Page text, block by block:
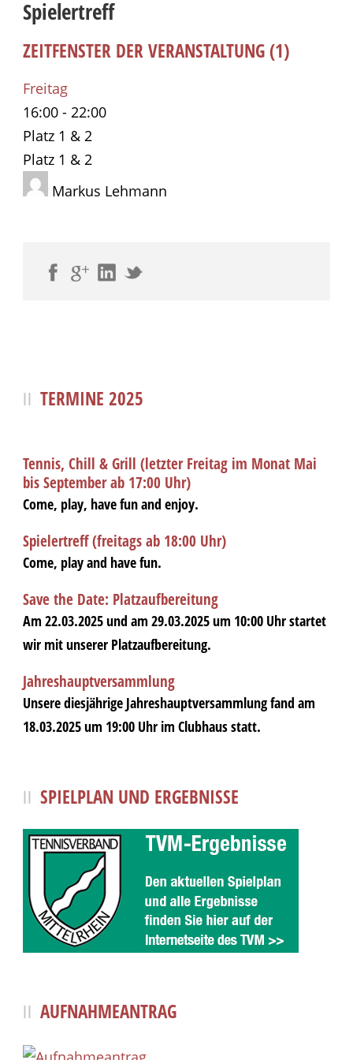
Spielertreff
ZEITFENSTER DER VERANSTALTUNG (1)
Freitag
16:00 - 22:00
Platz 1 & 2
Platz 1 & 2
Markus Lehmann
TERMINE 2025
Tennis, Chill & Grill (letzter Freitag im Monat Mai
bis September ab 17:00 Uhr)
Come, play, have fun and enjoy.
Spielertreff (freitags ab 18:00 Uhr)
Come, play and have fun.
Save the Date: Platzaufbereitung
Am 22.03.2025 und am 29.03.2025 um 10:00 Uhr startet
wir mit unserer Platzaufbereitung.
Jahreshauptversammlung
Unsere diesjährige Jahreshauptversammlung fand am
18.03.2025 um 19:00 Uhr im Clubhaus statt.
SPIELPLAN UND ERGEBNISSE
AUFNAHMEANTRAG